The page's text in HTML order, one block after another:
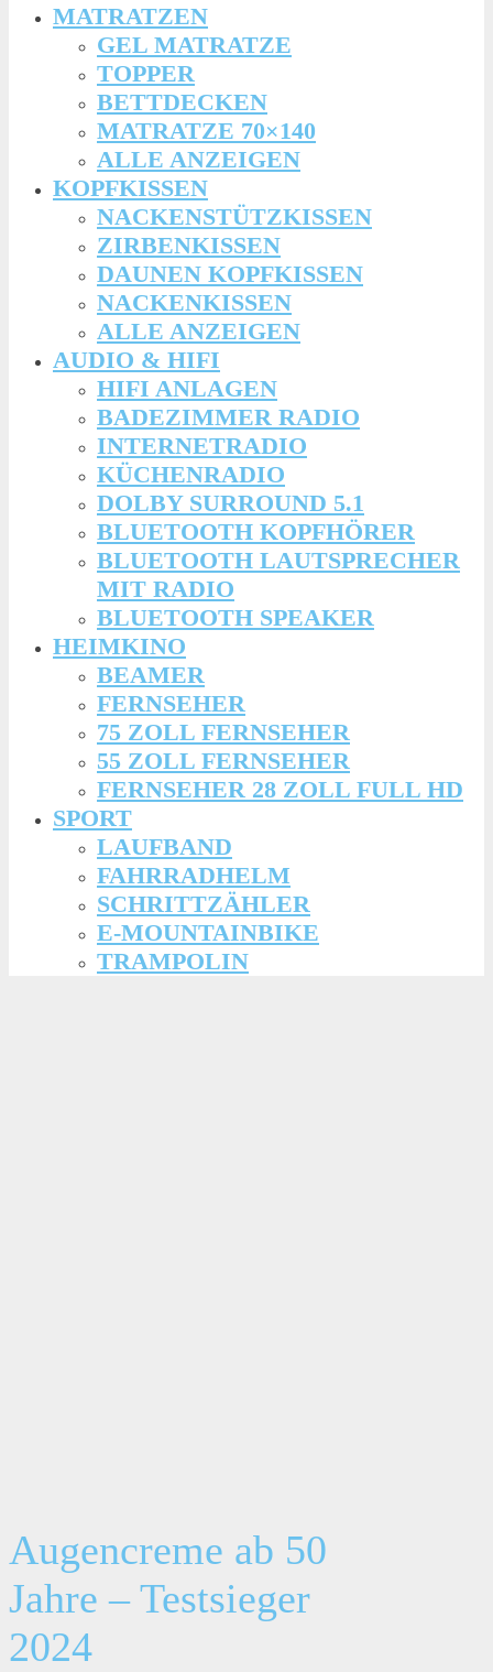
MATRATZEN
GEL MATRATZE
TOPPER
BETTDECKEN
MATRATZE 70×140
ALLE ANZEIGEN
KOPFKISSEN
NACKENSTÜTZKISSEN
ZIRBENKISSEN
DAUNEN KOPFKISSEN
NACKENKISSEN
ALLE ANZEIGEN
AUDIO & HIFI
HIFI ANLAGEN
BADEZIMMER RADIO
INTERNETRADIO
KÜCHENRADIO
DOLBY SURROUND 5.1
BLUETOOTH KOPFHÖRER
BLUETOOTH LAUTSPRECHER
MIT RADIO
BLUETOOTH SPEAKER
HEIMKINO
BEAMER
FERNSEHER
75 ZOLL FERNSEHER
55 ZOLL FERNSEHER
FERNSEHER 28 ZOLL FULL HD
SPORT
LAUFBAND
FAHRRADHELM
SCHRITTZÄHLER
E-MOUNTAINBIKE
TRAMPOLIN
Augencreme ab 50
Jahre – Testsieger
2024